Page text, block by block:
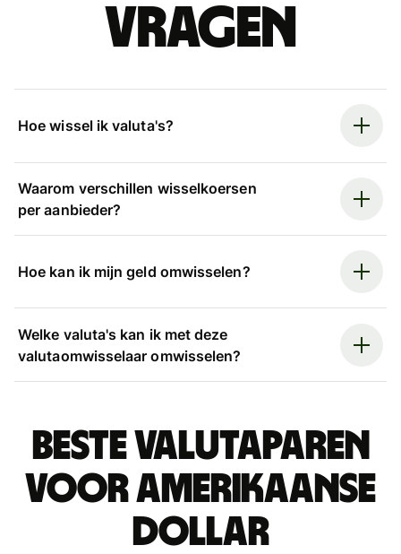
vragen
Hoe wissel ik valuta's?
Waarom verschillen wisselkoersen
per aanbieder?
Hoe kan ik mijn geld omwisselen?
Welke valuta's kan ik met deze
valutaomwisselaar omwisselen?
Beste valutaparen
voor Amerikaanse
dollar